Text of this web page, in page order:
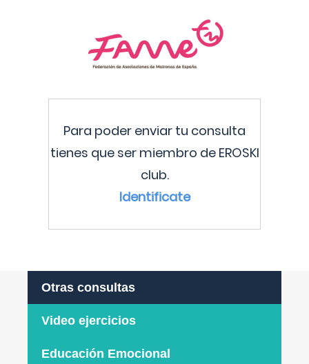
Para poder enviar tu consulta
tienes que ser miembro de EROSKI
club.
Identificate
Otras consultas
Video ejercicios
Educación Emocional